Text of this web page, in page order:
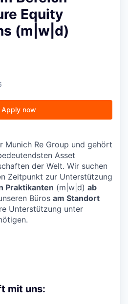
Equity
(m|w|d)
Apply now
Munich Re Group und gehört
Asset
der Welt. Wir suchen
Zeitpunkt zur Unterstützung
Praktikanten (m|w|d) ab
Büros am Standort
Unterstützung unter
mit uns: